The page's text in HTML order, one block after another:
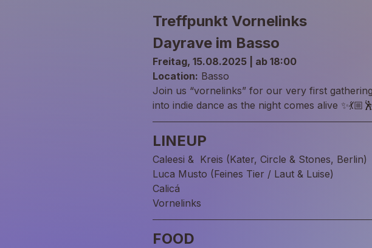
Treffpunkt Vornelinks
Dayrave im Basso
Freitag, 15.08.2025 | ab 18:00
Location: Basso
Join us “vornelinks” for our very first
into indie dance as the night comes alive ✨💃🏼🕺
LINEUP
Caleesi &  Kreis (Kater, Circle & Stones, Berlin)
Luca Musto (Feines Tier / Laut & Luise)
Calicá
Vornelinks
FOOD